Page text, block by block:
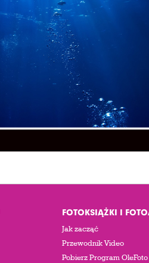
FOTOKSIĄŻKI I
Jak zacząć
Przewodnik Video
Pobierz Program OleFoto